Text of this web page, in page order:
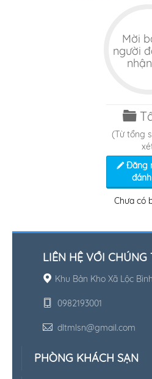
Mời
người
(Từ tổng
Đăng
Chưa có
LIÊN HỆ VỚI CHÚNG
Khu Bản Kho Xã Lộc
0982193001
dltmlsn@gmail.com
PHÒNG KHÁCH SẠN